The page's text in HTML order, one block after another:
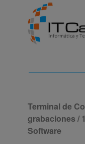
Terminal de
grabaciones /
Software